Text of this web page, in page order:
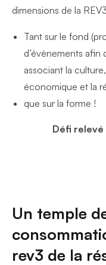
dimensions de la
Tant sur le fond
d’évènements afin
associant la
économique et la
que sur la forme !
Défi relevé
Un temple
rev3 de la